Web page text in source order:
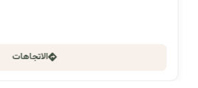
الاتجاهات